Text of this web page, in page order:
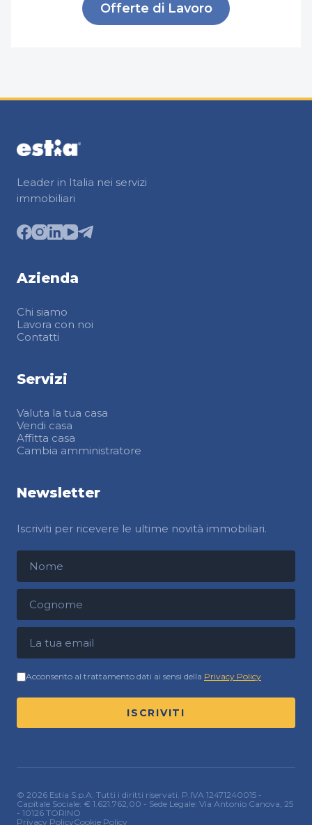
Offerte di Lavoro
Leader in Italia nei servizi
immobiliari
Azienda
Chi siamo
Lavora con noi
Contatti
Servizi
Valuta la tua casa
Vendi casa
Affitta casa
Cambia amministratore
Newsletter
Iscriviti per ricevere le ultime novità immobiliari.
Nome
Cognome
Indirizzo email
Acconsento al trattamento dati ai sensi della Privacy Policy
ISCRIVITI
© 2026 Estia S.p.A. Tutti i diritti riservati. P.IVA 12471240015 -
Capitale Sociale: € 1.621.762,00 - Sede Legale: Via Antonio Canova, 25
- 10126 TORINO
Privacy PolicyCookie Policy